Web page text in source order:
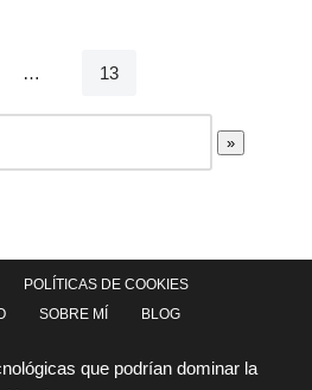
… 13
POLÍTICAS DE COOKIES
SOBRE MÍ BLOG
que podrían dominar la